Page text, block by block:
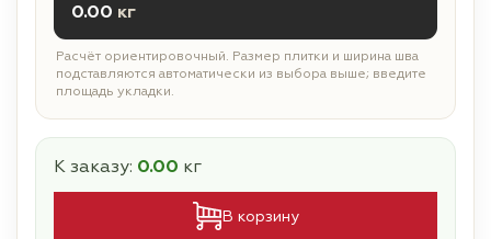
0.00 кг
Расчёт ориентировочный. Размер плитки и ширина шва
подставляются автоматически из выбора выше; введите
площадь укладки.
К заказу: 0.00 кг
В корзину